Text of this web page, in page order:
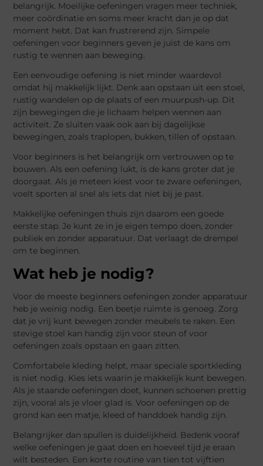
belangrijk. Moeilijke oefeningen vragen meer techniek,
meer coördinatie en soms meer kracht dan je op dat
moment hebt. Dat kan frustrerend zijn. Simpele
oefeningen voor beginners geven je juist de kans om
rustig te wennen aan beweging.
Een eenvoudige oefening is niet minder waardevol
omdat hij makkelijk lijkt. Denk aan opstaan uit een stoel,
rustig wandelen op de plaats of een muurpush-up. Dit
zijn bewegingen die je lichaam helpen wennen aan
activiteit. Ze sluiten vaak ook aan bij dagelijkse
bewegingen, zoals traplopen, bukken, tillen of opstaan.
Voor beginners is het belangrijk om vertrouwen op te
bouwen. Als een oefening lukt, is de kans groter dat je
doorgaat. Als je meteen kiest voor te zware oefeningen,
voelt sporten al snel als iets dat niet bij je past.
Makkelijke oefeningen thuis zijn daarom een goede
eerste stap. Je kunt ze in je eigen tempo doen, zonder
publiek en zonder apparatuur. Dat verlaagt de drempel
om te beginnen.
Wat heb je nodig?
Voor de meeste beginners oefeningen zonder apparatuur
heb je weinig nodig. Een beetje ruimte is genoeg. Zorg
dat je vrij kunt bewegen zonder meubels te raken. Een
stevige stoel kan handig zijn voor steun of voor
oefeningen zoals opstaan en gaan zitten.
Comfortabele kleding helpt, maar speciale sportkleding
is niet nodig. Kies iets waarin je makkelijk kunt bewegen.
Als je staande oefeningen doet, kunnen schoenen prettig
zijn, vooral als je vloer glad is. Voor oefeningen op de
grond kan een matje, kleed of handdoek handig zijn.
Belangrijker dan spullen is duidelijkheid. Bedenk vooraf
welke oefeningen je gaat doen en hoeveel tijd je eraan
wilt besteden. Een korte routine van tien tot vijftien